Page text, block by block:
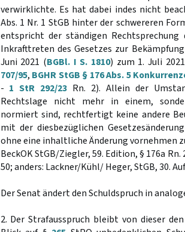
verwirklichte. Es hat dabei indes nicht
Abs. 1 Nr. 1 StGB hinter der schwereren
entspricht der ständigen
Inkrafttreten des Gesetzes zur
Juni 2021 (BGBl. I S. 1810) zum 1. Juli
707/95, BGHR StGB § 176 Abs. 5
- 1 StR 292/23 Rn. 2). Allein der
Rechtslage nicht mehr in einem,
normiert sind, rechtfertigt keine andere
mit der diesbezüglichen
ohne eine inhaltliche Änderung vornehmen
BeckOK StGB/Ziegler, 59. Edition, § 176a
50; anders: Lackner/Kühl/ Heger, StGB, 30.
Der Senat ändert den Schuldspruch in
2. Der Strafausspruch bleibt von dieser